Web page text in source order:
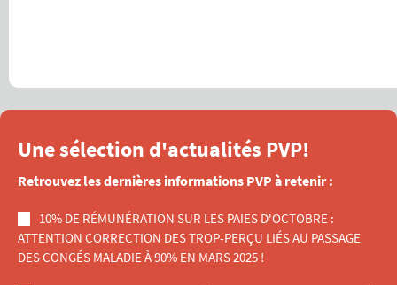
Une sélection d'actualités PVP!
Retrouvez les dernières informations PVP à retenir :
-10% DE RÉMUNÉRATION SUR LES PAIES D'OCTOBRE :
ATTENTION CORRECTION DES TROP-PERÇU LIÉS AU PASSAGE
DES CONGÉS MALADIE À 90% EN MARS 2025 !